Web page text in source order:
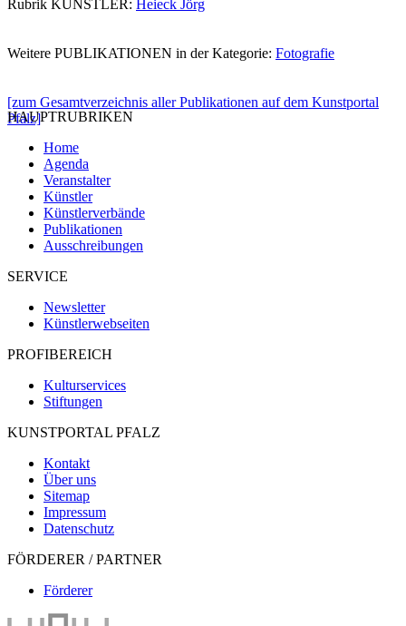
Rubrik KÜNSTLER: Heieck Jörg
Weitere PUBLIKATIONEN in der Kategorie: Fotografie
[zum Gesamtverzeichnis aller Publikationen auf dem Kunstportal
Pfalz]
HAUPTRUBRIKEN
Home
Agenda
Veranstalter
Künstler
Künstlerverbände
Publikationen
Ausschreibungen
SERVICE
Newsletter
Künstlerwebseiten
PROFIBEREICH
Kulturservices
Stiftungen
KUNSTPORTAL PFALZ
Kontakt
Über uns
Sitemap
Impressum
Datenschutz
FÖRDERER / PARTNER
Förderer